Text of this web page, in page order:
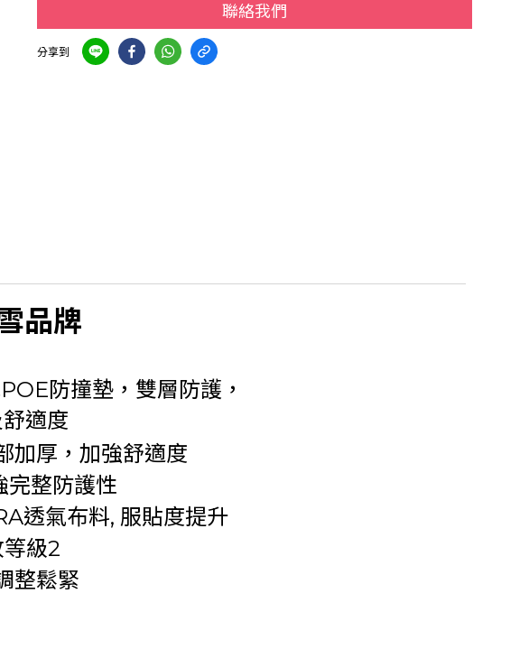
聯絡我們
分享到
品牌
POE防撞墊，雙層防護，
適度
加厚，加強舒適度
完整防護性
透氣布料, 服貼度提升
級2
整鬆緊